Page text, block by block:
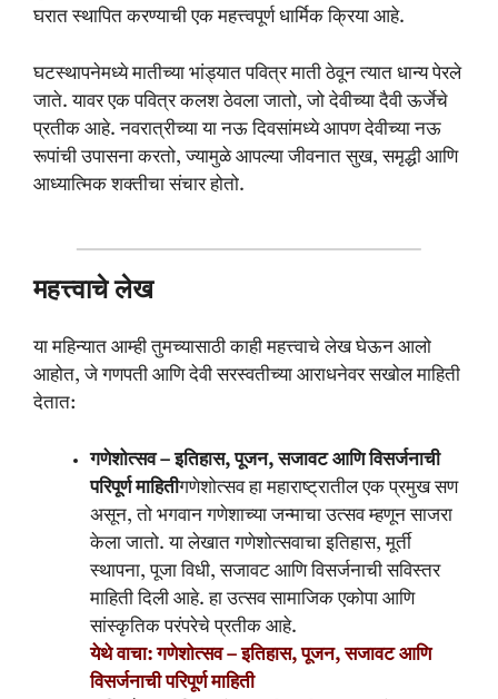
घरात स्थापित करण्याची एक महत्त्वपूर्ण धार्मिक क्रिया आहे.
घटस्थापनेमध्ये मातीच्या भांड्यात पवित्र माती ठेवून त्यात धान्य पेरले
जाते. यावर एक पवित्र कलश ठेवला जातो, जो देवीच्या दैवी ऊर्जेचे
प्रतीक आहे. नवरात्रीच्या या नऊ दिवसांमध्ये आपण देवीच्या नऊ
रूपांची उपासना करतो, ज्यामुळे आपल्या जीवनात सुख, समृद्धी आणि
आध्यात्मिक शक्तीचा संचार होतो.
महत्त्वाचे लेख
या महिन्यात आम्ही तुमच्यासाठी काही महत्त्वाचे लेख घेऊन आलो
आहोत, जे गणपती आणि देवी सरस्वतीच्या आराधनेवर सखोल माहिती
देतात:
गणेशोत्सव – इतिहास, पूजन, सजावट आणि विसर्जनाची
परिपूर्ण माहितीगणेशोत्सव हा महाराष्ट्रातील एक प्रमुख सण
असून, तो भगवान गणेशाच्या जन्माचा उत्सव म्हणून साजरा
केला जातो. या लेखात गणेशोत्सवाचा इतिहास, मूर्ती
स्थापना, पूजा विधी, सजावट आणि विसर्जनाची सविस्तर
माहिती दिली आहे. हा उत्सव सामाजिक एकोपा आणि
सांस्कृतिक परंपरेचे प्रतीक आहे.
येथे वाचा: गणेशोत्सव – इतिहास, पूजन, सजावट आणि
विसर्जनाची परिपूर्ण माहिती